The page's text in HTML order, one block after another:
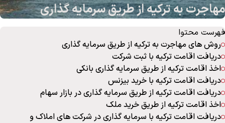
مهاجرت به ترکیه از طریق سرمایه گذاری
فهرست محتوا
روش های مهاجرت به ترکیه از طریق سرمایه گذاری
دریافت اقامت ترکیه با ثبت شرکت
اخذ اقامت ترکیه از طریق سرمایه گذاری بانکی
دریافت اقامت ترکیه با خرید بیزنس
دریافت اقامت ترکیه از طریق سرمایه گذاری در بازار سهام
اخذ اقامت ترکیه از طریق خرید ملک
دریافت اقامت ترکیه با سرمایه گذاری در شرکت های املاک و